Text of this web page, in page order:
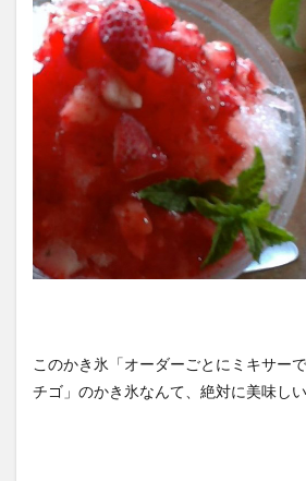
このかき氷「オーダーごとにミキサー
チゴ」のかき氷なんて、絶対に美味し